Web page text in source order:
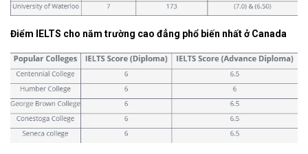
Điểm IELTS cho năm trường cao đẳng phổ biến nhất ở Canada